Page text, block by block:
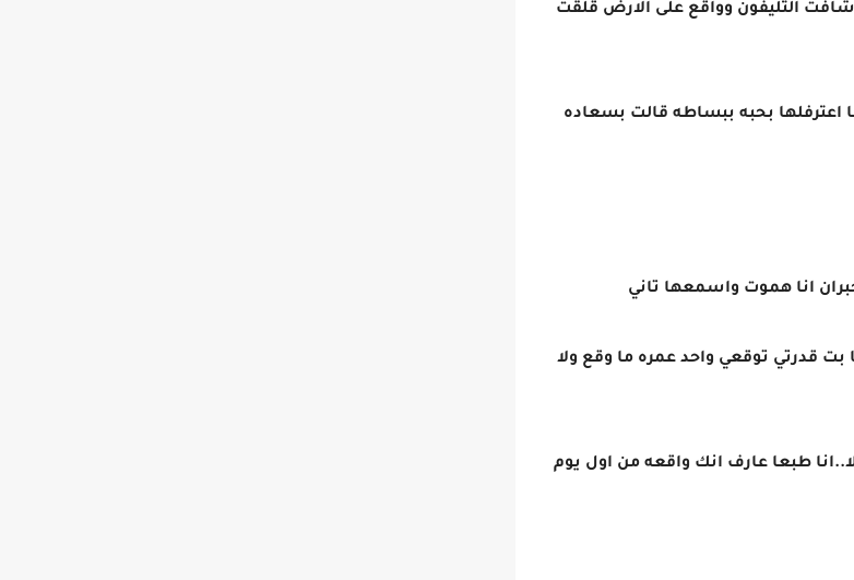
التليفون وواقع على الارض قلقت
بحبه ببساطه قالت بسعاده
انا هموت واسمعها تاني
قدرتي توقعي واحد عمره ما وقع ولا
طبعا عارف انك واقعه من اول يوم